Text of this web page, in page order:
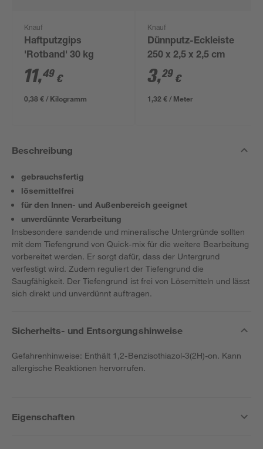
Knauf
Haftputzgips
'Rotband' 30 kg
11,49 €
0,38 € / Kilogramm
Knauf
Dünnputz-Eckleiste
250 x 2,5 x 2,5 cm
3,29 €
1,32 € / Meter
Beschreibung
gebrauchsfertig
lösemittelfrei
für den Innen- und Außenbereich geeignet
unverdünnte Verarbeitung
Insbesondere sandende und mineralische Untergründe sollten
mit dem Tiefengrund von Quick-mix für die weitere Bearbeitung
vorbereitet werden. Er sorgt dafür, dass der Untergrund
verfestigt wird. Zudem reguliert der Tiefengrund die
Saugfähigkeit. Der Tiefengrund ist frei von Lösemitteln und lässt
sich direkt und unverdünnt auftragen.
Sicherheits- und Entsorgungshinweise
Gefahrenhinweise: Enthält 1,2-Benzisothiazol-3(2H)-on. Kann
allergische Reaktionen hervorrufen.
Eigenschaften